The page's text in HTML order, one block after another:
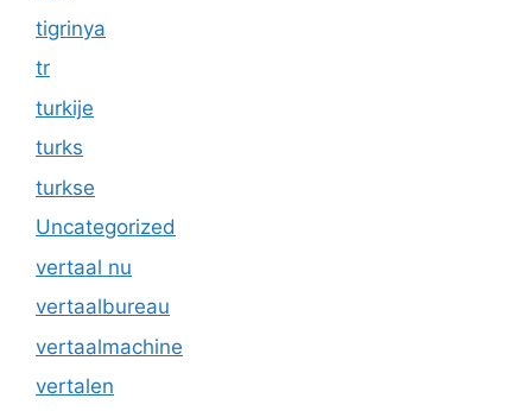
tigrinya
tr
turkije
turks
turkse
Uncategorized
vertaal nu
vertaalbureau
vertaalmachine
vertalen